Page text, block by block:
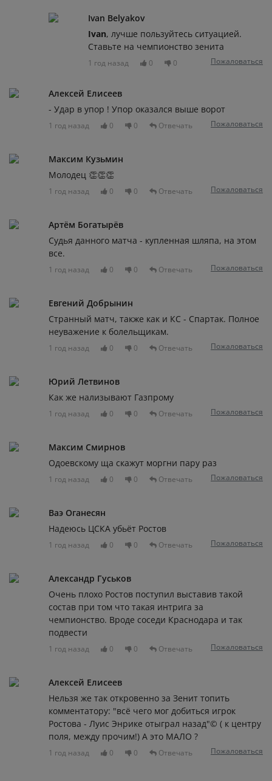
Ivan Belyakov
Ivan, лучше пользуйтесь ситуацией.
Ставьте на чемпионство зенита
1 год назад 0 0 Пожаловаться
Алексей Елисеев
- Удар в упор ! Упор оказался выше ворот
1 год назад 0 0 Отвечать Пожаловаться
Максим Кузьмин
Молодец 👏👏👏
1 год назад 0 0 Отвечать Пожаловаться
Артём Богатырёв
Судья данного матча - купленная шляпа, на этом
все.
1 год назад 0 0 Отвечать Пожаловаться
Евгений Добрынин
Странный матч, также как и КС - Спартак. Полное
неуважение к болельщикам.
1 год назад 0 0 Отвечать Пожаловаться
Юрий Летвинов
Как же нализывают Газпрому
1 год назад 0 0 Отвечать Пожаловаться
Максим Смирнов
Одоевскому ща скажут моргни пару раз
1 год назад 0 0 Отвечать Пожаловаться
Ваэ Оганесян
Надеюсь ЦСКА убьёт Ростов
1 год назад 0 0 Отвечать Пожаловаться
Александр Гуськов
Очень плохо Ростов поступил выставив такой
состав при том что такая интрига за
чемпионство. Вроде соседи Краснодара и так
подвести
1 год назад 0 0 Отвечать Пожаловаться
Алексей Елисеев
Нельзя же так откровенно за Зенит топить
комментатору: "всё чего мог добиться игрок
Ростова - Луис Энрике отыграл назад"© ( к центру
поля, между прочим!) А это МАЛО ?
1 год назад 0 0 Отвечать Пожаловаться